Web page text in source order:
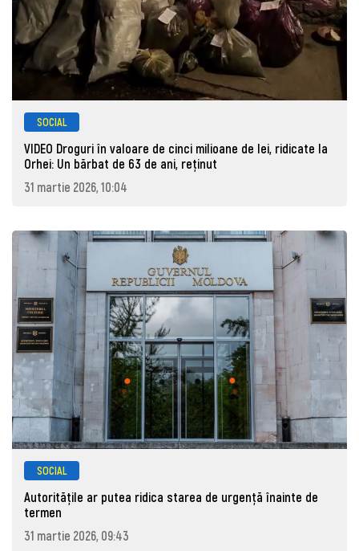
SOCIAL
VIDEO Droguri în valoare de cinci milioane de lei, ridicate la
Orhei: Un bărbat de 63 de ani, reţinut
31 martie 2026, 10:04
SOCIAL
Autoritățile ar putea ridica starea de urgență înainte de
termen
31 martie 2026, 09:43